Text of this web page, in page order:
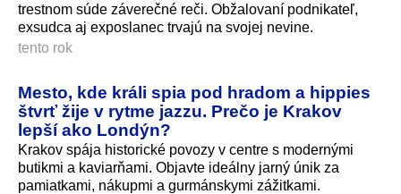
trestnom súde záverečné reči. Obžalovaní podnikateľ,
exsudca aj exposlanec trvajú na svojej nevine.
tento rok
Mesto, kde králi spia pod hradom a hippies
štvrť žije v rytme jazzu. Prečo je Krakov
lepší ako Londýn?
Krakov spája historické povozy v centre s modernými
butikmi a kaviarňami. Objavte ideálny jarný únik za
pamiatkami, nákupmi a gurmánskymi zážitkami.